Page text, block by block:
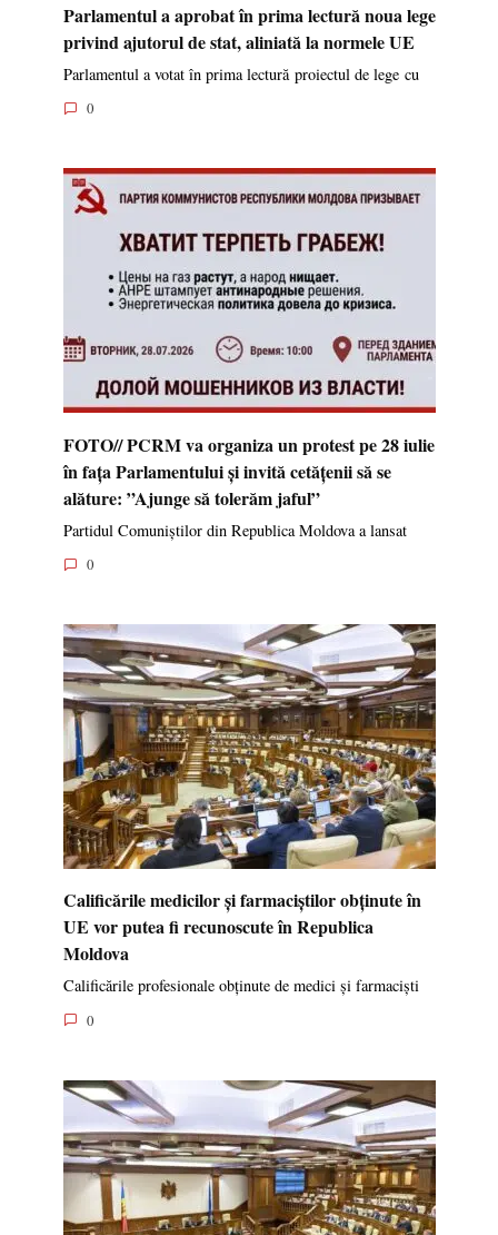
Parlamentul a aprobat în prima lectură noua lege
privind ajutorul de stat, aliniată la normele UE
Parlamentul a votat în prima lectură proiectul de lege cu
0
FOTO// PCRM va organiza un protest pe 28 iulie
în fața Parlamentului și invită cetățenii să se
alăture: ”Ajunge să tolerăm jaful”
Partidul Comuniștilor din Republica Moldova a lansat
0
Calificările medicilor și farmaciștilor obținute în
UE vor putea fi recunoscute în Republica
Moldova
Calificările profesionale obținute de medici și farmaciști
0